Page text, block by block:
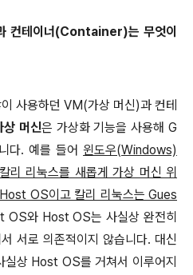
테이너(Container)는 무엇이
사용하던 VM(가상 머신)과 컨테
상 머신은 가상화기능을 사용해 G
다. 예를 들어 윈도우(Windows)
리 리눅스를 새롭게 가상 머신 위
OS이고 칼리 리눅스는 Gues
OS와 Host OS는 사실상 완전히
서로 의존적이지 않습니다. 대신
상 Host OS를 거쳐서 이루어지